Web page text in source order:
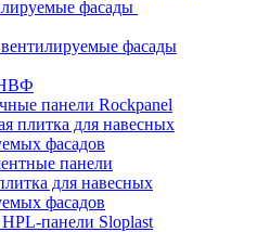
фасады
фасады
панели Rockpanel
плитка для навесных
фасадов
панели
для навесных
фасадов
панели Sloplast